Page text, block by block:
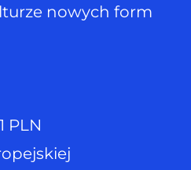
nowych form
PLN